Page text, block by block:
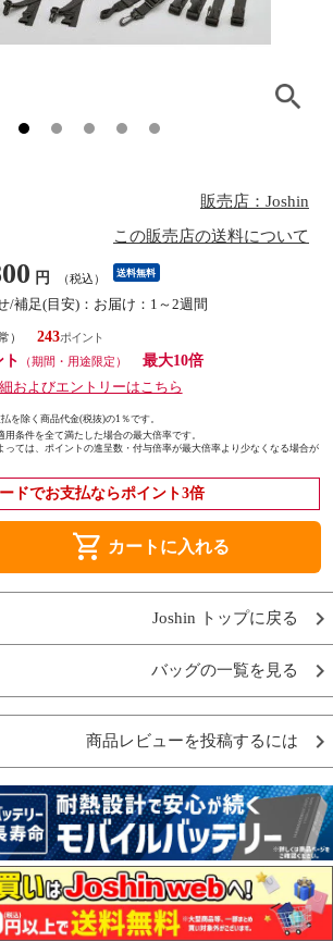
販売店：Joshin
この販売店の送料について
円 （税込） 送料無料
/補足(目安)：お届け：1～2週間
）
243
（期間・用途限定）
最大10倍
およびエントリーはこちら
を除く商品代金(税抜)の1％です。
条件を全て満たした場合の最大倍率です。
っては、ポイントの進呈数・付与倍率が最大倍率より少なくなる場合が
ドでお支払ならポイント3倍
shopping_cart カートに入れる
Joshin トップに戻る
バッグの一覧を見る
商品レビューを投稿するには